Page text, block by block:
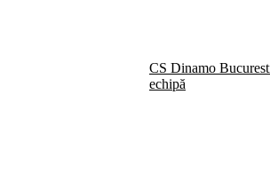
CS Dinamo
echipă